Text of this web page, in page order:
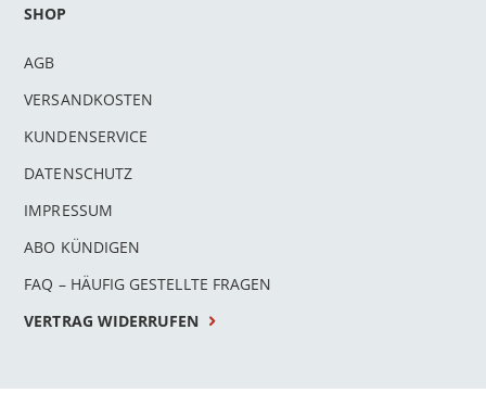
SHOP
AGB
VERSANDKOSTEN
KUNDENSERVICE
DATENSCHUTZ
IMPRESSUM
ABO KÜNDIGEN
FAQ – HÄUFIG GESTELLTE FRAGEN
VERTRAG WIDERRUFEN